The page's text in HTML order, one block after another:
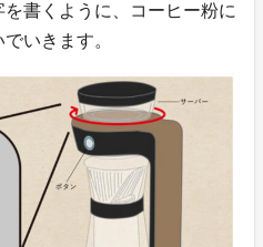
書くように、コーヒー粉に
いきます。